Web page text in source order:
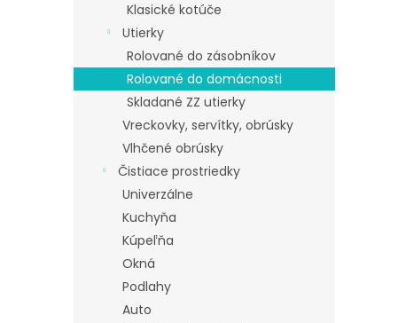
Klasické kotúče
Utierky
Rolované do zásobníkov
Rolované do domácnosti
Skladané ZZ utierky
Vreckovky, servítky, obrúsky
Vlhčené obrúsky
Čistiace prostriedky
Univerzálne
Kuchyňa
Kúpeľňa
Okná
Podlahy
Auto